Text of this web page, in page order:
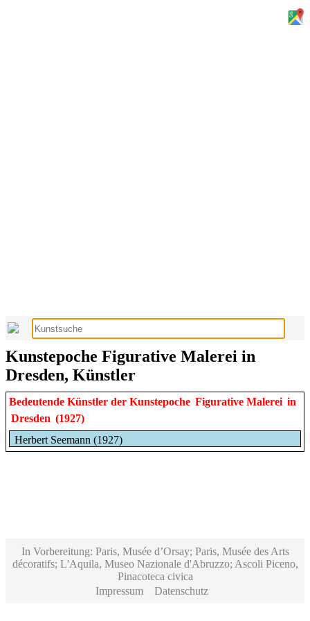
Kunstepoche Figurative Malerei in
Dresden, Künstler
Bedeutende Künstler der Kunstepoche Figurative Malerei in
Dresden (1927)
Herbert Seemann (1927)
In Vorbereitung: Paris, Musée d’Orsay; Paris, Musée des Arts
décoratifs; L'Aquila, Museo Nazionale d'Abruzzo; Ascoli Piceno,
Pinacoteca civica
Impressum
Datenschutz